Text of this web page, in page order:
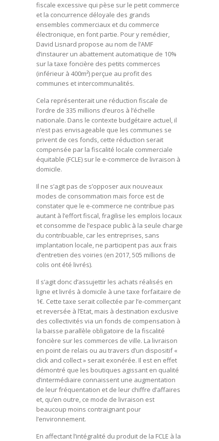
fiscale excessive qui pèse sur le petit commerce
et la concurrence déloyale des grands
ensembles commerciaux et du commerce
électronique, en font partie. Pour y remédier,
David Lisnard propose au nom de l’AMF
d’instaurer un abattement automatique de 10%
sur la taxe foncière des petits commerces
(inférieur à 400m²) perçue au profit des
communes et intercommunalités.
Cela représenterait une réduction fiscale de
l’ordre de 335 millions d’euros à l’échelle
nationale. Dans le contexte budgétaire actuel, il
n’est pas envisageable que les communes se
privent de ces fonds, cette réduction serait
compensée par la fiscalité locale commerciale
équitable (FCLE) sur le e-commerce de livraison à
domicile.
Il ne s’agit pas de s’opposer aux nouveaux
modes de consommation mais force est de
constater que le e-commerce ne contribue pas
autant à l’effort fiscal, fragilise les emplois locaux
et consomme de l’espace public à la seule charge
du contribuable, car les entreprises, sans
implantation locale, ne participent pas aux frais
d’entretien des voiries (en 2017, 505 millions de
colis ont été livrés).
Il s’agit donc d’assujettir les achats réalisés en
ligne et livrés à domicile à une taxe forfaitaire de
1€. Cette taxe serait collectée par l’e-commerçant
et reversée à l’Etat, mais à destination exclusive
des collectivités via un fonds de compensation à
la baisse parallèle obligatoire de la fiscalité
foncière sur les commerces de ville. La livraison
en point de relais ou au travers d’un dispositif «
click and collect » serait exonérée. Il est en effet
démontré que les boutiques agissant en qualité
d’intermédiaire connaissent une augmentation
de leur fréquentation et de leur chiffre d’affaires
et, qu’en outre, ce mode de livraison est
beaucoup moins contraignant pour
l’environnement.
En affectant l’intégralité du produit de la FCLE à la